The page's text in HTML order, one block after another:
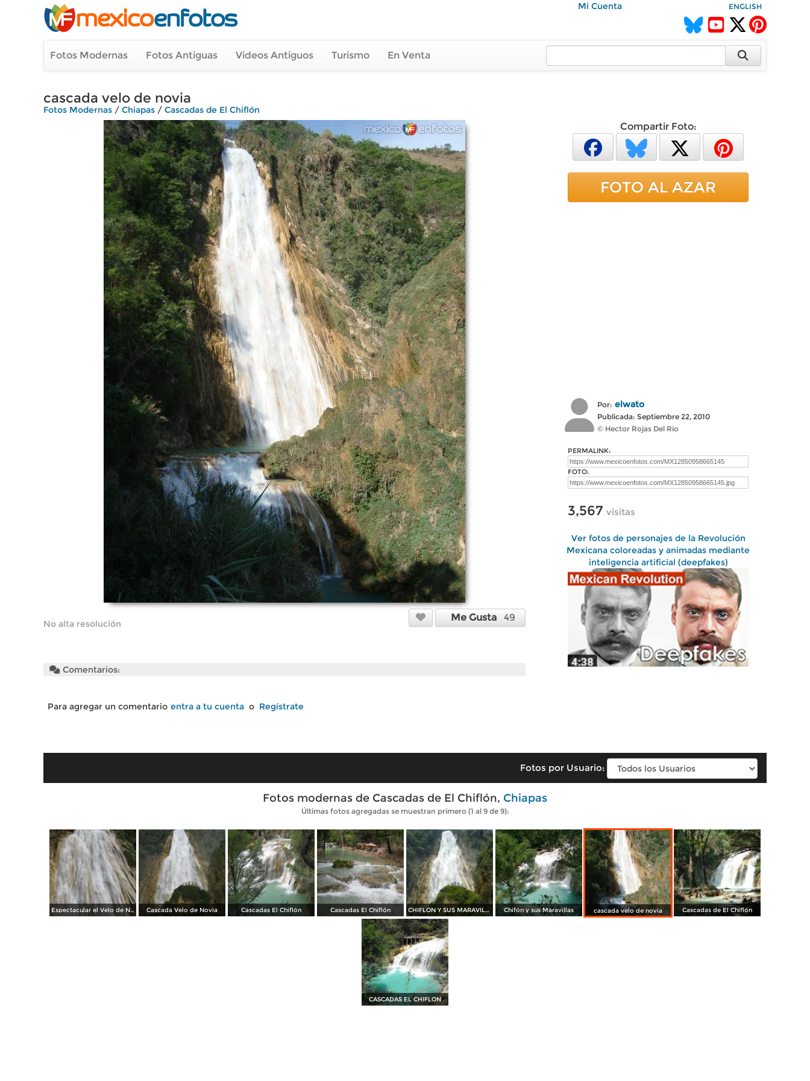
Mi Cuenta ENGLISH
Fotos Modernas Fotos Antiguas Videos Antiguos Turismo En Venta
cascada velo de novia
Fotos Modernas / Chiapas / Cascadas de El Chiflón
No alta resolución
Me Gusta 49
Comentarios:
Para agregar un comentario entra a tu cuenta o Regístrate
Compartir Foto:
FOTO AL AZAR
Por: elwato
Publicada: Septiembre 22, 2010
© Hector Rojas Del Rio
PERMALINK:
FOTO:
3,567 visitas
Ver fotos de personajes de la Revolución
Mexicana coloreadas y animadas mediante
inteligencia artificial (deepfakes)
Fotos por Usuario:
Fotos modernas de Cascadas de El Chiflón, Chiapas
Últimas fotos agregadas se muestran primero (1 al 9 de 9):
Espectacular el Velo de Novia Cascada Velo de Novia Cascadas El Chiflón Cascadas El Chiflón CHIFLON Y SUS MARAVILLAS 2011 Chifón y sus Maravillas cascada velo de novia Cascadas de El Chiflón
CASCADAS EL CHIFLON